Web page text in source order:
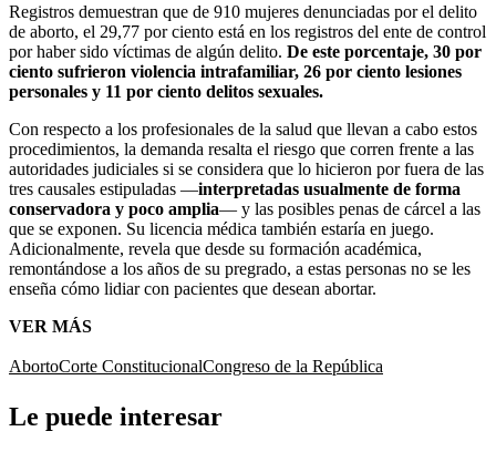
Registros demuestran que de 910 mujeres denunciadas por el delito
de aborto, el 29,77 por ciento está en los registros del ente de control
por haber sido víctimas de algún delito. De este porcentaje, 30 por
ciento sufrieron violencia intrafamiliar, 26 por ciento lesiones
personales y 11 por ciento delitos sexuales.
Con respecto a los profesionales de la salud que llevan a cabo estos
procedimientos, la demanda resalta el riesgo que corren frente a las
autoridades judiciales si se considera que lo hicieron por fuera de las
tres causales estipuladas —interpretadas usualmente de forma
conservadora y poco amplia— y las posibles penas de cárcel a las
que se exponen. Su licencia médica también estaría en juego.
Adicionalmente, revela que desde su formación académica,
remontándose a los años de su pregrado, a estas personas no se les
enseña cómo lidiar con pacientes que desean abortar.
VER MÁS
AbortoCorte ConstitucionalCongreso de la República
Le puede interesar